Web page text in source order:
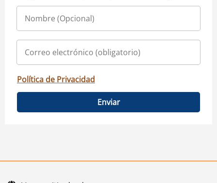
Política de Privacidad
Enviar